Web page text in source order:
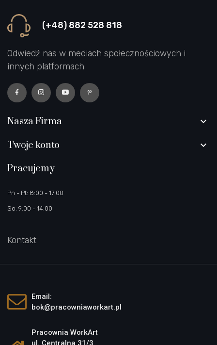
(+48) 882 528 818
Odwiedź nas w mediach społecznościowych i
innych platformach
Nasza Firma 
Twoje konto 
Pracujemy
Pn - Pt: 8:00 - 17:00
So: 9:00 - 14:00
Kontakt
Email:
bok@pracowniaworkart.pl
Pracownia WorkArt
ul. Centralna 31/3